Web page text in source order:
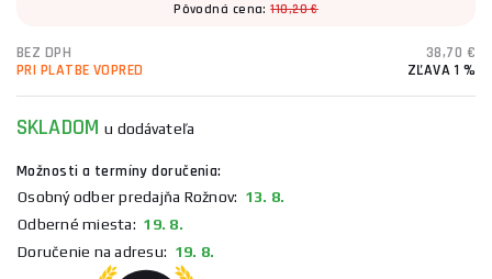
Pôvodná cena:110,20 €
BEZ DPH
38,70 €
PRI PLATBE VOPRED
ZĽAVA 1 %
SKLADOMu dodávateľa
Možnosti a termíny doručenia:
Osobný odber predajňa Rožnov: 13. 8.
Odberné miesta: 19. 8.
Doručenie na adresu: 19. 8.